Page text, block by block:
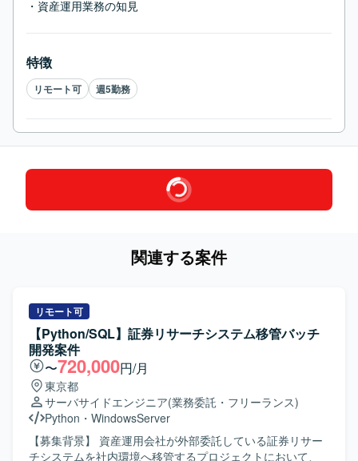
・資産運用業務の知見
特徴
リモート可 週5勤務
関連する案件
リモート可
【Python/SQL】証券リサーチシステム移管バッチ
開発案件
〜720,000円/月
東京都
サーバサイドエンジニア(業務委託・フリーランス)
Python ・ WindowsServer
【募集背景】 資産運用会社が外部委託している証券リサー
チシステムを社内環境へ移管するプロジェクトにおいて、